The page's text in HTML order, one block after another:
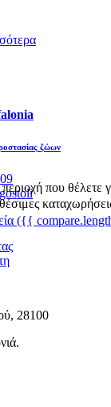
ζώων
({{
που θέλετε
28100